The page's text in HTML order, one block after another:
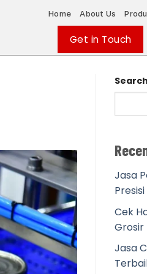
Home About Us
Get in Touch
Search
Jasa
Cek
Grosir
Jasa